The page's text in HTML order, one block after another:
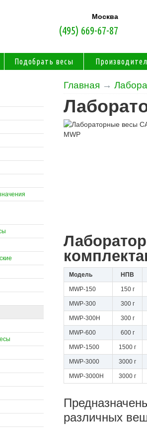
Главная →
Модель НПВ
MWP-150 150 г
MWP-300 300 г
MWP-300H 300 г
MWP-600 600 г
MWP-1500 1500 г
MWP-3000 3000 г
MWP-3000H 3000 г
различных
Москва
(495) 669-67-87
Подобрать весы